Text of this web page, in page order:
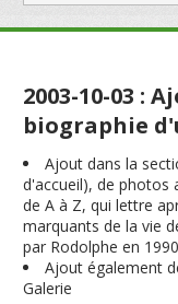
2003-10-03 :
biographie
Ajout dans la
d'accueil), de photos
de A à Z, qui lettre
marquants de la vie
par Rodolphe en
Ajout également
Galerie